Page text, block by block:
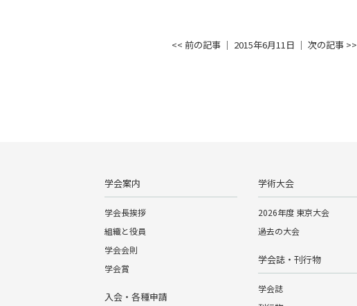
<< 前の記事 │ 2015年6月11日 │ 次の記事 >>
学会案内
学会長挨拶
組織と役員
学会会則
学会賞
入会・各種申請
学術大会
2026年度 東京大会
過去の大会
学会誌・刊行物
学会誌